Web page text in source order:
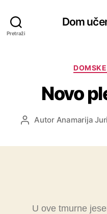
Pretraži
Dom
Novo
Autor Anamarija
U ove tmurne